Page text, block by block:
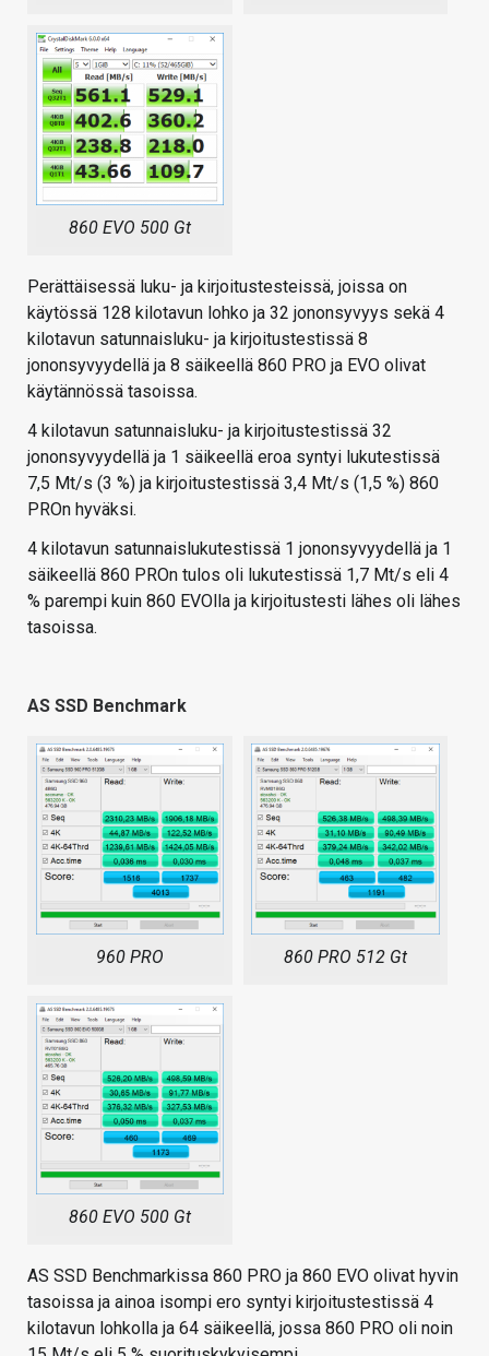
860 EVO 500 Gt
Perättäisessä luku- ja kirjoitustesteissä, joissa on
käytössä 128 kilotavun lohko ja 32 jononsyvyys sekä 4
kilotavun satunnaisluku- ja kirjoitustestissä 8
jononsyvyydellä ja 8 säikeellä 860 PRO ja EVO olivat
käytännössä tasoissa.
4 kilotavun satunnaisluku- ja kirjoitustestissä 32
jononsyvyydellä ja 1 säikeellä eroa syntyi lukutestissä
7,5 Mt/s (3 %) ja kirjoitustestissä 3,4 Mt/s (1,5 %) 860
PROn hyväksi.
4 kilotavun satunnaislukutestissä 1 jononsyvyydellä ja 1
säikeellä 860 PROn tulos oli lukutestissä 1,7 Mt/s eli 4
% parempi kuin 860 EVOlla ja kirjoitustesti lähes oli lähes
tasoissa.
AS SSD Benchmark
960 PRO 860 PRO 512 Gt
860 EVO 500 Gt
AS SSD Benchmarkissa 860 PRO ja 860 EVO olivat hyvin
tasoissa ja ainoa isompi ero syntyi kirjoitustestissä 4
kilotavun lohkolla ja 64 säikeellä, jossa 860 PRO oli noin